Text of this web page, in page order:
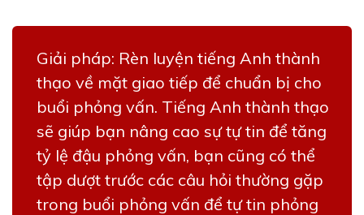
Giải pháp: Rèn luyện tiếng Anh thành
thạo về mặt giao tiếp để chuẩn bị cho
buổi phỏng vấn. Tiếng Anh thành thạo
sẽ giúp bạn nâng cao sự tự tin để tăng
tỷ lệ đậu phỏng vấn, bạn cũng có thể
tập dượt trước các câu hỏi thường gặp
trong buổi phỏng vấn để tự tin phỏng